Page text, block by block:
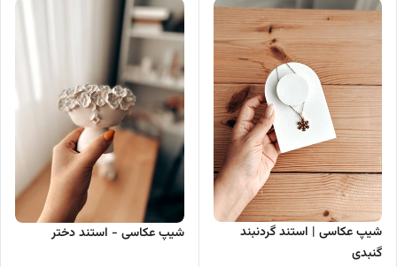
شیپ عکاسی | استند گردنبند
گنبدی
شیپ عکاسی - استند دختر